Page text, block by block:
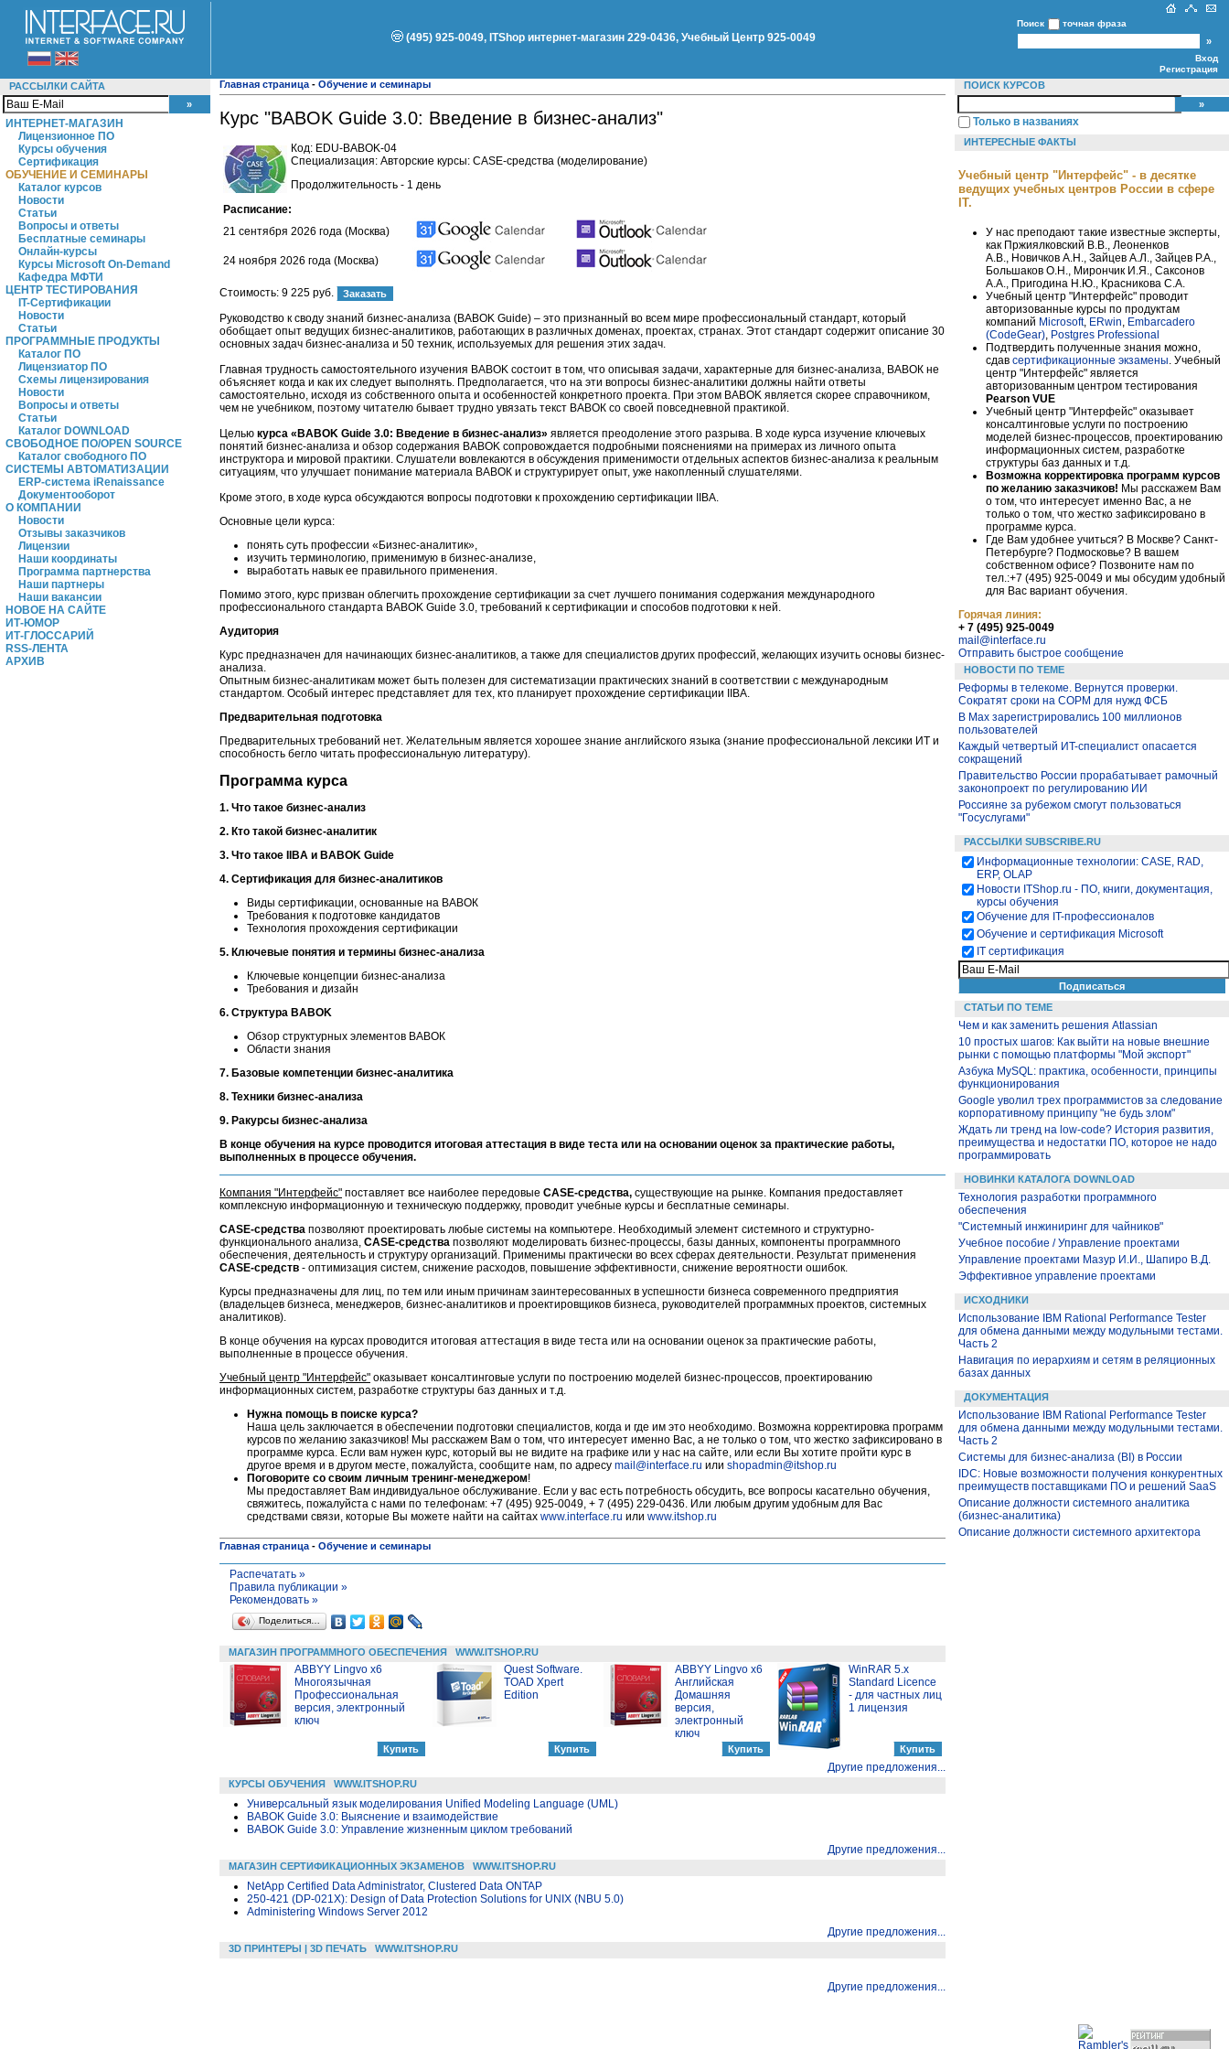
(495) 925-0049, ITShop интернет-магазин 229-0436, Учебный Центр 925-0049
Поиск точная фраза
Вход
Регистрация
РАССЫЛКИ САЙТА
ИНТЕРНЕТ-МАГАЗИН
Лицензионное ПО
Курсы обучения
Сертификация
ОБУЧЕНИЕ И СЕМИНАРЫ
Каталог курсов
Новости
Статьи
Вопросы и ответы
Бесплатные семинары
Онлайн-курсы
Курсы Microsoft On-Demand
Кафедра МФТИ
ЦЕНТР ТЕСТИРОВАНИЯ
IT-Сертификации
Новости
Статьи
ПРОГРАММНЫЕ ПРОДУКТЫ
Каталог ПО
Лицензиатор ПО
Схемы лицензирования
Новости
Вопросы и ответы
Статьи
Каталог DOWNLOAD
СВОБОДНОЕ ПО/OPEN SOURCE
Каталог свободного ПО
СИСТЕМЫ АВТОМАТИЗАЦИИ
ERP-система iRenaissance
Документооборот
О КОМПАНИИ
Новости
Отзывы заказчиков
Лицензии
Наши координаты
Программа партнерства
Наши партнеры
Наши вакансии
НОВОЕ НА САЙТЕ
ИТ-ЮМОР
ИТ-ГЛОССАРИЙ
RSS-ЛЕНТА
АРХИВ
Главная страница - Обучение и семинары
Курс "BABOK Guide 3.0: Введение в бизнес-анализ"
Код: EDU-BABOK-04
Специализация: Авторские курсы: CASE-средства (моделирование)
Продолжительность - 1 день
Расписание:
21 сентября 2026 года (Москва)
24 ноября 2026 года (Москва)
Стоимость: 9 225 руб.
Руководство к своду знаний бизнес-анализа (BABOK Guide) – это признанный во всем мире профессиональный стандарт, который
обобщает опыт ведущих бизнес-аналитиков, работающих в различных доменах, проектах, странах. Этот стандарт содержит описание 30
основных задач бизнес-анализа и 50 техник, используемых для решения этих задач.
Главная трудность самостоятельного изучения BABOK состоит в том, что описывая задачи, характерные для бизнес-анализа, ВАВОК не
объясняет когда и как их следует выполнять. Предполагается, что на эти вопросы бизнес-аналитики должны найти ответы
самостоятельно, исходя из собственного опыта и особенностей конкретного проекта. При этом BABOK является скорее справочником,
чем не учебником, поэтому читателю бывает трудно увязать текст ВАВОК со своей повседневной практикой.
Целью курса «BABOK Guide 3.0: Введение в бизнес-анализ» является преодоление этого разрыва. В ходе курса изучение ключевых
понятий бизнес-анализа и обзор содержания BABOK сопровождается подробными пояснениями на примерах из личного опыта
инструктора и мировой практики. Слушатели вовлекаются в обсуждения применимости отдельных аспектов бизнес-анализа к реальным
ситуациям, что улучшает понимание материала ВАВОК и структурирует опыт, уже накопленный слушателями.
Кроме этого, в ходе курса обсуждаются вопросы подготовки к прохождению сертификации IIBA.
Основные цели курса:
понять суть профессии «Бизнес-аналитик»,
изучить терминологию, применимую в бизнес-анализе,
выработать навык ее правильного применения.
Помимо этого, курс призван облегчить прохождение сертификации за счет лучшего понимания содержания международного
профессионального стандарта BABOK Guide 3.0, требований к сертификации и способов подготовки к ней.
Аудитория
Курс предназначен для начинающих бизнес-аналитиков, а также для специалистов других профессий, желающих изучить основы бизнес-
анализа.
Опытным бизнес-аналитикам может быть полезен для систематизации практических знаний в соответствии с международным
стандартом. Особый интерес представляет для тех, кто планирует прохождение сертификации IIBA.
Предварительная подготовка
Предварительных требований нет. Желательным является хорошее знание английского языка (знание профессиональной лексики ИТ и
способность бегло читать профессиональную литературу).
Программа курса
1. Что такое бизнес-анализ
2. Кто такой бизнес-аналитик
3. Что такое IIBA и BABOK Guide
4. Сертификация для бизнес-аналитиков
Виды сертификации, основанные на ВАВОК
Требования к подготовке кандидатов
Технология прохождения сертификации
5. Ключевые понятия и термины бизнес-анализа
Ключевые концепции бизнес-анализа
Требования и дизайн
6. Структура BABOK
Обзор структурных элементов ВАВОК
Области знания
7. Базовые компетенции бизнес-аналитика
8. Техники бизнес-анализа
9. Ракурсы бизнес-анализа
В конце обучения на курсе проводится итоговая аттестация в виде теста или на основании оценок за практические работы,
выполненных в процессе обучения.
Компания "Интерфейс" поставляет все наиболее передовые CASE-средства, существующие на рынке. Компания предоставляет
комплексную информационную и техническую поддержку, проводит учебные курсы и бесплатные семинары.
CASE-средства позволяют проектировать любые системы на компьютере. Необходимый элемент системного и структурно-
функционального анализа, CASE-средства позволяют моделировать бизнес-процессы, базы данных, компоненты программного
обеспечения, деятельность и структуру организаций. Применимы практически во всех сферах деятельности. Результат применения
CASE-средств - оптимизация систем, снижение расходов, повышение эффективности, снижение вероятности ошибок.
Курсы предназначены для лиц, по тем или иным причинам заинтересованных в успешности бизнеса современного предприятия
(владельцев бизнеса, менеджеров, бизнес-аналитиков и проектировщиков бизнеса, руководителей программных проектов, системных
аналитиков).
В конце обучения на курсах проводится итоговая аттестация в виде теста или на основании оценок за практические работы,
выполненные в процессе обучения.
Учебный центр "Интерфейс" оказывает консалтинговые услуги по построению моделей бизнес-процессов, проектированию
информационных систем, разработке структуры баз данных и т.д.
Нужна помощь в поиске курса?
Наша цель заключается в обеспечении подготовки специалистов, когда и где им это необходимо. Возможна корректировка программ
курсов по желанию заказчиков! Мы расскажем Вам о том, что интересует именно Вас, а не только о том, что жестко зафиксировано в
программе курса. Если вам нужен курс, который вы не видите на графике или у нас на сайте, или если Вы хотите пройти курс в
другое время и в другом месте, пожалуйста, сообщите нам, по адресу mail@interface.ru или shopadmin@itshop.ru
Поговорите со своим личным тренинг-менеджером!
Мы предоставляет Вам индивидуальное обслуживание. Если у вас есть потребность обсудить, все вопросы касательно обучения,
свяжитесь, пожалуйста c нами по телефонам: +7 (495) 925-0049, + 7 (495) 229-0436. Или любым другим удобным для Вас
средствами связи, которые Вы можете найти на сайтах www.interface.ru или www.itshop.ru
Главная страница - Обучение и семинары
Распечатать »
Правила публикации »
Рекомендовать »
Поделиться…
МАГАЗИН ПРОГРАММНОГО ОБЕСПЕЧЕНИЯ WWW.ITSHOP.RU
ABBYY Lingvo x6
Многоязычная
Профессиональная
версия, электронный
ключ
Quest Software.
TOAD Xpert
Edition
ABBYY Lingvo x6
Английская
Домашняя
версия,
электронный
ключ
WinRAR 5.x
Standard Licence
- для частных лиц
1 лицензия
Другие предложения...
КУРСЫ ОБУЧЕНИЯ WWW.ITSHOP.RU
Универсальный язык моделирования Unified Modeling Language (UML)
BABOK Guide 3.0: Выяснение и взаимодействие
BABOK Guide 3.0: Управление жизненным циклом требований
Другие предложения...
МАГАЗИН СЕРТИФИКАЦИОННЫХ ЭКЗАМЕНОВ WWW.ITSHOP.RU
NetApp Certified Data Administrator, Clustered Data ONTAP
250-421 (DP-021X): Design of Data Protection Solutions for UNIX (NBU 5.0)
Administering Windows Server 2012
Другие предложения...
3D ПРИНТЕРЫ | 3D ПЕЧАТЬ WWW.ITSHOP.RU
Другие предложения...
ПОИСК КУРСОВ
Только в названиях
ИНТЕРЕСНЫЕ ФАКТЫ
Учебный центр "Интерфейс" - в десятке
ведущих учебных центров России в сфере
IT.
У нас преподают такие известные эксперты,
как Пржиялковский В.В., Леоненков
А.В., Новичков А.Н., Зайцев А.Л., Зайцев Р.А.,
Большаков О.Н., Мирончик И.Я., Саксонов
А.А., Пригодина Н.Ю., Красникова С.А.
Учебный центр "Интерфейс" проводит
авторизованные курсы по продуктам
компаний Microsoft, ERwin Embarcadero
(CodeGear) Postgres Professional
Подтвердить полученные знания можно,
сдав сертификационные экзамены . Учебный
центр "Интерфейс" является
авторизованным центром тестирования
Pearson VUE
Учебный центр "Интерфейс" оказывает
консалтинговые услуги по построению
моделей бизнес-процессов, проектированию
информационных систем, разработке
структуры баз данных и т.д.
Возможна корректировка программ курсов
по желанию заказчиков! Мы расскажем Вам
о том, что интересует именно Вас, а не
только о том, что жестко зафиксировано в
программе курса.
Где Вам удобнее учиться? В Москве? Санкт-
Петербурге? Подмосковье? В вашем
собственном офисе? Позвоните нам по
тел.:+7 (495) 925-0049 и мы обсудим удобный
для Вас вариант обучения.
Горячая линия:
+ 7 (495) 925-0049
mail@interface.ru
Отправить быстрое сообщение
НОВОСТИ ПО ТЕМЕ
Реформы в телекоме. Вернутся проверки.
Сократят сроки на СОРМ для нужд ФСБ
В Max зарегистрировались 100 миллионов
пользователей
Каждый четвертый ИT-специалист опасается
сокращений
Правительство России прорабатывает рамочный
законопроект по регулированию ИИ
Россияне за рубежом смогут пользоваться
"Госуслугами"
РАССЫЛКИ SUBSCRIBE.RU
Информационные технологии: CASE, RAD,
ERP, OLAP
Новости ITShop.ru - ПО, книги, документация,
курсы обучения
Обучение для IT-профессионалов
Обучение и сертификация Microsoft
IT сертификация
СТАТЬИ ПО ТЕМЕ
Чем и как заменить решения Atlassian
10 простых шагов: Как выйти на новые внешние
рынки с помощью платформы "Мой экспорт"
Азбука MySQL: практика, особенности, принципы
функционирования
Google уволил трех программистов за следование
корпоративному принципу "не будь злом"
Ждать ли тренд на low-code? История развития,
преимущества и недостатки ПО, которое не надо
программировать
НОВИНКИ КАТАЛОГА DOWNLOAD
Технология разработки программного
обеспечения
"Системный инжиниринг для чайников"
Учебное пособие / Управление проектами
Управление проектами Мазур И.И., Шапиро В.Д.
Эффективное управление проектами
ИСХОДНИКИ
Использование IBM Rational Performance Tester
для обмена данными между модульными тестами.
Часть 2
Навигация по иерархиям и сетям в реляционных
базах данных
ДОКУМЕНТАЦИЯ
Использование IBM Rational Performance Tester
для обмена данными между модульными тестами.
Часть 2
Системы для бизнес-анализа (BI) в России
IDC: Новые возможности получения конкурентных
преимуществ поставщиками ПО и решений SaaS
Описание должности системного аналитика
(бизнес-аналитика)
Описание должности системного архитектора